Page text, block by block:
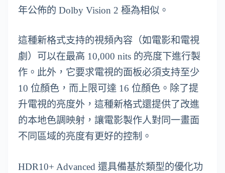
年公佈的 Dolby Vision 2 極為相似。
這種新格式支持的視頻內容（如電影和電視
劇）可以在最高 10,000 nits 的亮度下進行製
作。此外，它要求電視的面板必須支持至少
10 位顏色，而上限可達 16 位顏色。除了提
升電視的亮度外，這種新格式還提供了改進
的本地色調映射，讓電影製作人對同一畫面
不同區域的亮度有更好的控制。
HDR10+ Advanced 還具備基於類型的優化功